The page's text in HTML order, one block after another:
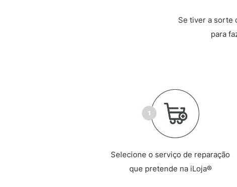
Se tiver a sorte
para
Selecione o serviço de reparação
que pretende na iLoja®